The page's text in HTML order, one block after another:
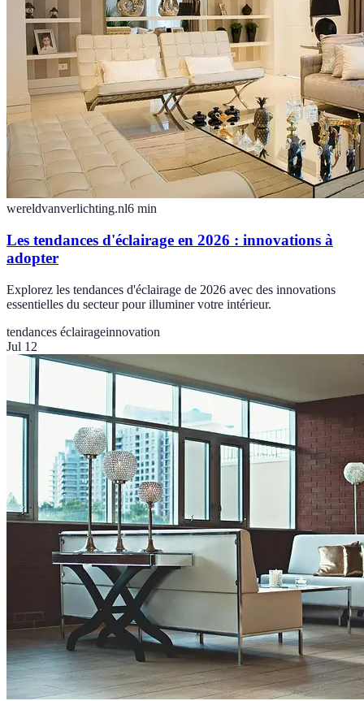
wereldvanverlichting.nl6 min
Les tendances d'éclairage en 2026 : innovations à
adopter
Explorez les tendances d'éclairage de 2026 avec des innovations
essentielles du secteur pour illuminer votre intérieur.
tendances éclairageinnovation
Jul 12